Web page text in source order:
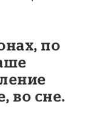
по
во сне.